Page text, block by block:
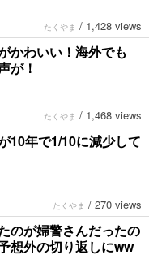
たくやま / 1,428 views
かわいい！海外でも
が！
たくやま / 1,468 views
10年で1/10に減少して
たくやま / 270 views
のが婦警さんだったの
想外の切り返しにww